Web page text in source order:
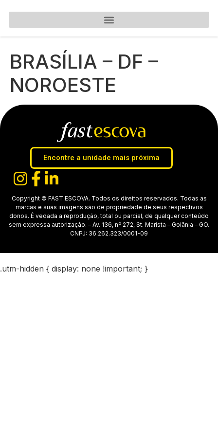
BRASÍLIA – DF –
NOROESTE
Encontre a unidade mais próxima
Copyright © FAST ESCOVA. Todos os direitos reservados. Todas as
marcas e suas imagens são de propriedade de seus respectivos
donos. É vedada a reprodução, total ou parcial, de qualquer conteúdo
sem expressa autorização. – Av. 136, nº 272, St. Marista – Goiânia – GO.
CNPJ: 36.262.323/0001-09
.utm-hidden { display: none !important; }